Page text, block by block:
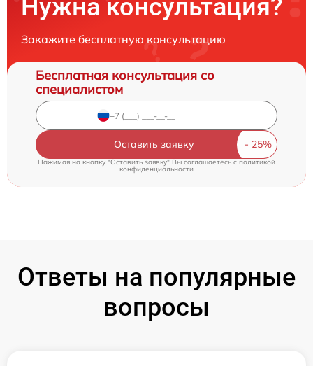
Нужна консультация?
Закажите бесплатную консультацию
Бесплатная консультация со
специалистом
Оставить заявку
Нажимая на кнопку "Оставить заявку" Вы соглашаетесь cполитикой
конфиденциальности
Ответы на популярные
вопросы